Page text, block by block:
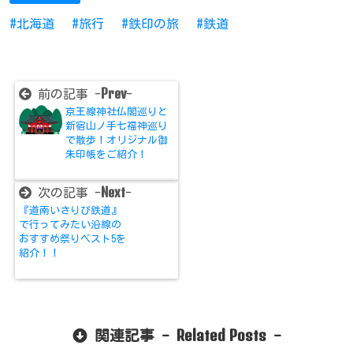
北海道 旅行 鉄印の旅 鉄道
前の記事 -Prev-
京王線神社仏閣巡りと
新宿山ノ手七福神巡り
で散歩！オリジナル御
朱印帳をご紹介！
次の記事 -Next-
『道南いさりび鉄道』
で行ってみたい沿線の
おすすめ祭りベスト5を
紹介！！
関連記事 - Related Posts-